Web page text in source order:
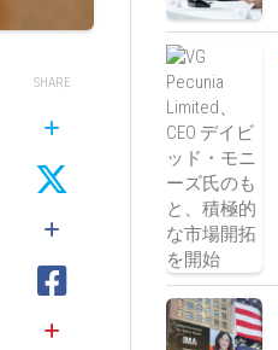
SHARE